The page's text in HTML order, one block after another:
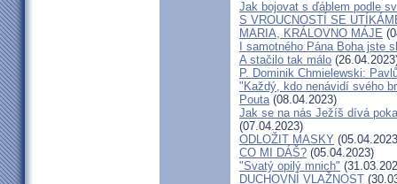
Jak bojovat s ďáblem podle
S VROUCNOSTÍ SE
MARIA, KRÁLOVNO MÁJE
I samotného Pána Boha jste
A stačilo tak málo
P. Dominik Chmielewski:
"Každý, kdo nenávidí svého
Pouta(08.04.2023)
Jak se na nás Ježíš dívá
(07.04.2023)
ODLOŽIT MASKY
CO MI DÁŠ? (05.04.2023)
"Svatý opilý mnich"
DUCHOVNÍ VLAŽNOST